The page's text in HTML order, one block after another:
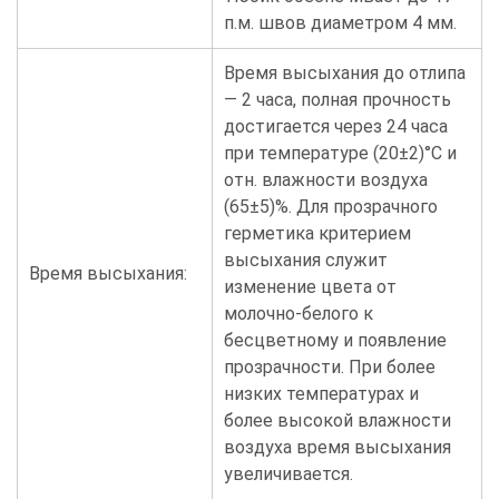
п.м. швов диаметром 4 мм.
Время высыхания:
Время высыхания до отлипа
— 2 часа, полная прочность
достигается через 24 часа
при температуре (20±2)°С и
отн. влажности воздуха
(65±5)%. Для прозрачного
герметика критерием
высыхания служит
изменение цвета от
молочно-белого к
бесцветному и появление
прозрачности. При более
низких температурах и
более высокой влажности
воздуха время высыхания
увеличивается.